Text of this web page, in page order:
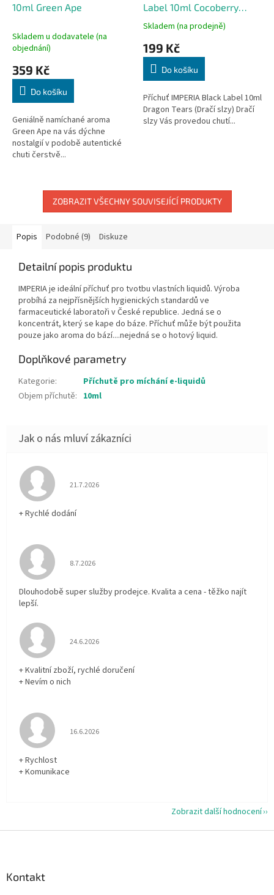
10ml Green Ape
Skladem u dodavatele (na
objednání)
359 Kč
Do košíku
Geniálně namíchané aroma
Green Ape na vás dýchne
nostalgií v podobě autentické
chuti čerstvě...
Label 10ml Cocoberry
(Dragon Tears)
Průměrné
produktu
5,0
5
hvězdiček.
Skladem (na prodejně)
199 Kč
Do košíku
Příchuť IMPERIA Black Label 10ml
Dragon Tears (Dračí slzy) Dračí
slzy Vás provedou chutí...
ZOBRAZIT VŠECHNY SOUVISEJÍCÍ PRODUKTY
Popis Podobné (9) Diskuze
Detailní popis produktu
IMPERIA je ideální příchuť pro tvotbu vlastních liquidů. Výroba
probíhá za nejpřísnějších hygienických standardů ve
farmaceutické laboratoři v České republice. Jedná se o
koncentrát, který se kape do báze. Příchuť může být použita
pouze jako aroma do bází....nejedná se o hotový liquid.
Doplňkové parametry
Kategorie:
Příchutě pro míchání e-liquidů
Objem příchutě: 10ml
Hodnocení obchodu je 5 z 5 hvězdiček.
21.7.2026
+ Rychlé dodání
Hodnocení obchodu je 5 z 5 hvězdiček.
8.7.2026
Dlouhodobě super služby prodejce. Kvalita a cena - těžko najít
lepší.
Hodnocení obchodu je 5 z 5 hvězdiček.
24.6.2026
+ Kvalitní zboží, rychlé doručení
+ Nevím o nich
Hodnocení obchodu je 5 z 5 hvězdiček.
16.6.2026
+ Rychlost
+ Komunikace
Zobrazit další hodnocení
Kontakt